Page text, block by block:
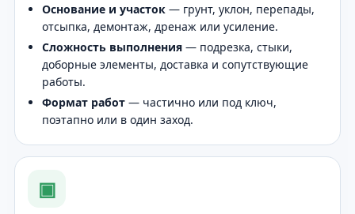
Основание и участок — грунт, уклон, перепады,
отсыпка, демонтаж, дренаж или усиление.
Сложность выполнения — подрезка, стыки,
доборные элементы, доставка и сопутствующие
работы.
Формат работ — частично или под ключ,
поэтапно или в один заход.
▣